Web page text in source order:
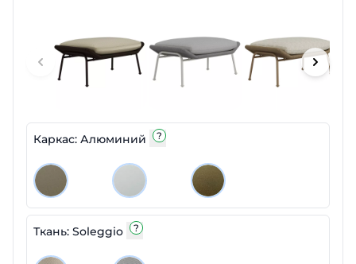
Каркас: Алюминий ?
Ткань: Soleggio ?